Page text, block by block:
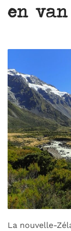
en van
La nouvelle-